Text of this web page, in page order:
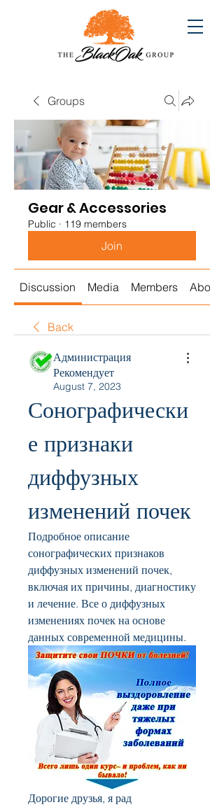
Groups
Gear & Accessories
Public · 119 members
Join
Discussion Media Members About
Back
Администрация
Рекомендует
August 7, 2023
Сонографически
е признаки
диффузных
изменений почек
Подробное описание
сонографических признаков
диффузных изменений почек,
включая их причины, диагностику
и лечение. Все о диффузных
изменениях почек на основе
данных современной медицины.
Дорогие друзья, я рад